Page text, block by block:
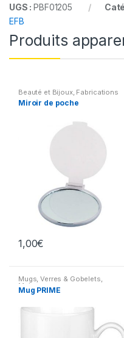
UGS :PBF01205
EFB
Produits
Beauté et Bijoux, Fabrications
spéciales Maison
Miroir de poche
1,00€
Mugs, Verres & Gobelets,
Maison
Mug PRIME